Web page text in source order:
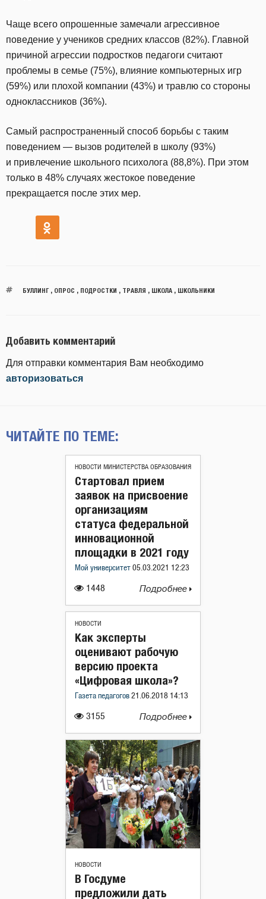
Чаще всего опрошенные замечали агрессивное
поведение у учеников средних классов (82%). Главной
причиной агрессии подростков педагоги считают
проблемы в семье (75%), влияние компьютерных игр
(59%) или плохой компании (43%) и травлю со стороны
одноклассников (36%).
Самый распространенный способ борьбы с таким
поведением — вызов родителей в школу (93%)
и привлечение школьного психолога (88,8%). При этом
только в 48% случаях жестокое поведение
прекращается после этих мер.
БУЛЛИНГ, ОПРОС , ПОДРОСТКИ , ТРАВЛЯ , ШКОЛА, ШКОЛЬНИКИ
Добавить комментарий
Для отправки комментария Вам необходимо
авторизоваться
ЧИТАЙТЕ ПО ТЕМЕ:
НОВОСТИ МИНИСТЕРСТВА ОБРАЗОВАНИЯ
1448
Стартовал прием
заявок на присвоение
организациям
статуса федеральной
инновационной
площадки в 2021 году
Мой университет 05.03.2021 12:23
Подробнее
НОВОСТИ
3155
Как эксперты
оценивают рабочую
версию проекта
«Цифровая школа»?
Газета педагогов 21.06.2018 14:13
Подробнее
НОВОСТИ
В Госдуме
предложили дать